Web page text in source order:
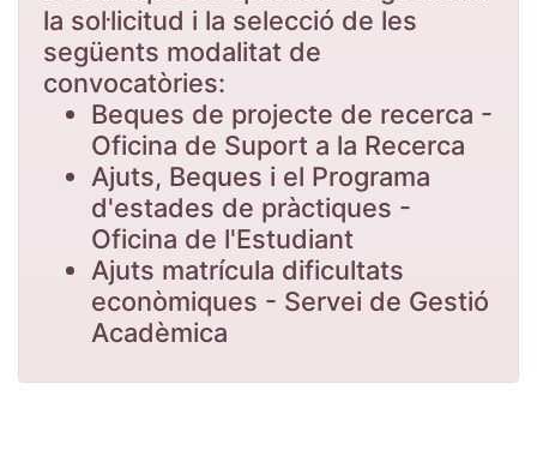
la sol·licitud i la selecció de les
següents modalitat de
convocatòries:
Beques de projecte de recerca -
Oficina de Suport a la Recerca
Ajuts, Beques i el Programa
d'estades de pràctiques -
Oficina de l'Estudiant
Ajuts matrícula dificultats
econòmiques - Servei de Gestió
Acadèmica